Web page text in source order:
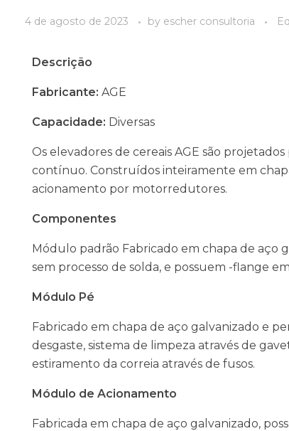
4 de agosto de 2023 by escher consultoria
Descrição
Fabricante: AGE
Capacidade: Diversas
Os elevadores de cereais AGE são
contínuo. Construídos inteiramente em
acionamento por motorredutores.
Componentes
Módulo padrão Fabricado em chapa de aço
sem processo de solda, e possuem -flange
Módulo Pé
Fabricado em chapa de aço galvanizado e
desgaste, sistema de limpeza através de
estiramento da correia através de fusos.
Módulo de Acionamento
Fabricada em chapa de aço galvanizado,